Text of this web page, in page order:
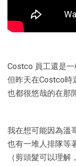
Costco 員工還是一
但昨天在Costco時
也都很悠哉的在那
我在想可能因為溫
也有一堆人排隊等
（剪頭髮可以理解